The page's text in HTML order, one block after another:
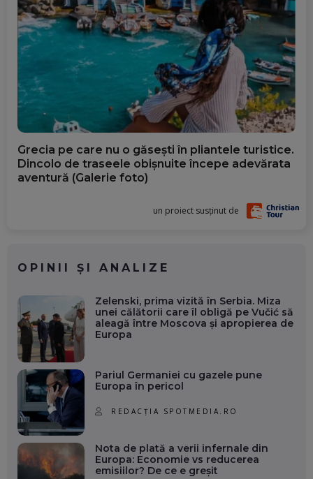
Grecia pe care nu o găsești în pliantele turistice.
Dincolo de traseele obișnuite începe adevărata
aventură (Galerie foto)
un proiect susținut de
OPINII ȘI ANALIZE
Zelenski, prima vizită în Serbia. Miza
unei călătorii care îl obligă pe Vučić să
aleagă între Moscova și apropierea de
Europa
Pariul Germaniei cu gazele pune
Europa în pericol
REDACȚIA SPOTMEDIA.RO
Nota de plată a verii infernale din
Europa: Economie vs reducerea
emisiilor? De ce e greșit